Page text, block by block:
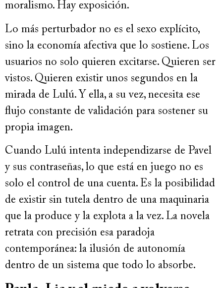
moralismo. Hay exposición.
Lo más perturbador no es el sexo explícito,
sino la economía afectiva que lo sostiene. Los
usuarios no solo quieren excitarse. Quieren ser
vistos. Quieren existir unos segundos en la
mirada de Lulú. Y ella, a su vez, necesita ese
flujo constante de validación para sostener su
propia imagen.
Cuando Lulú intenta independizarse de Pavel
y sus contraseñas, lo que está en juego no es
solo el control de una cuenta. Es la posibilidad
de existir sin tutela dentro de una maquinaria
que la produce y la explota a la vez. La novela
retrata con precisión esa paradoja
contemporánea: la ilusión de autonomía
dentro de un sistema que todo lo absorbe.